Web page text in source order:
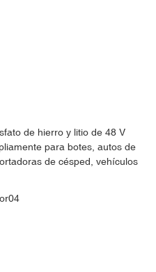
de hierro y litio de 48 V
para botes, autos de
de césped, vehículos